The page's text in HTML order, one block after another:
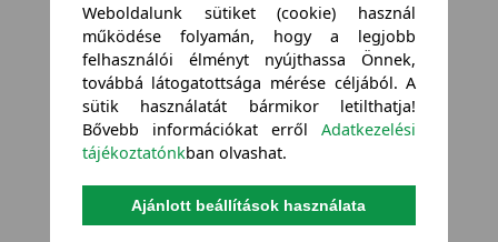
Weboldalunk sütiket (cookie) használ
működése folyamán, hogy a legjobb
felhasználói élményt nyújthassa Önnek,
továbbá látogatottsága mérése céljából. A
sütik használatát bármikor letilthatja!
Bővebb információkat errőlAdatkezelési
tájékoztatónkban olvashat.
Ajánlott beállítások használata